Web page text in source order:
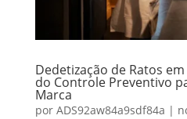
Dedetização de Ratos
do Controle Preventivo
Marca
por ADS92aw84a9sdf84a |